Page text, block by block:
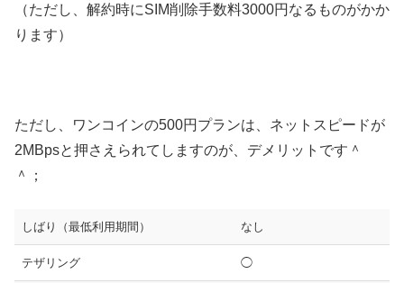
（ただし、解約時にSIM削除手数料3000円なるものがかか
ります）
ただし、ワンコインの500円プランは、ネットスピードが
2MBpsと押さえられてしますのが、デメリットです＾
＾；
しばり（最低利用期間） なし
テザリング ◯